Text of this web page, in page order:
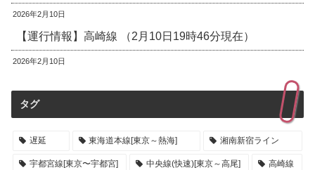
2026年2月10日
【運行情報】高崎線 （2月10日19時46分現在）
2026年2月10日
タグ
遅延 東海道本線[東京～熱海] 湘南新宿ライン
宇都宮線[東京〜宇都宮] 中央線(快速)[東京～高尾] 高崎線